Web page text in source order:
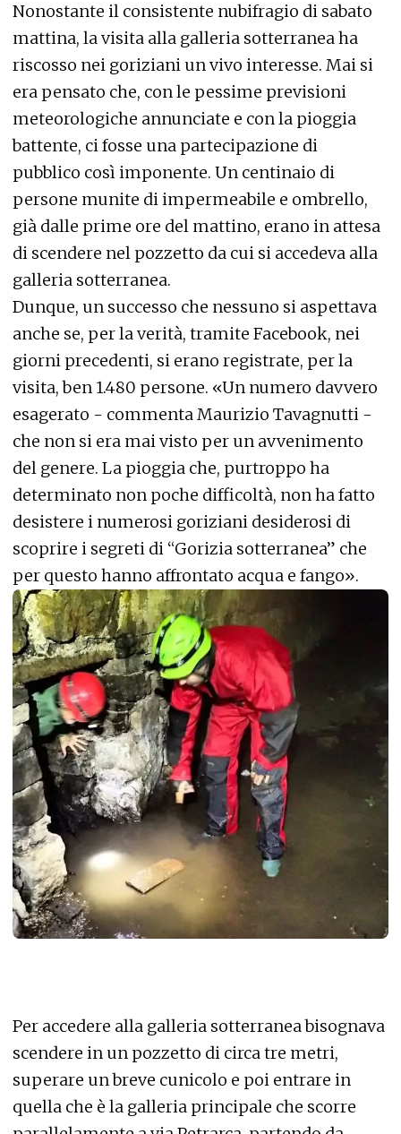
Nonostante il consistente nubifragio di sabato
mattina, la visita alla galleria sotterranea ha
riscosso nei goriziani un vivo interesse. Mai si
era pensato che, con le pessime previsioni
meteorologiche annunciate e con la pioggia
battente, ci fosse una partecipazione di
pubblico così imponente. Un centinaio di
persone munite di impermeabile e ombrello,
già dalle prime ore del mattino, erano in attesa
di scendere nel pozzetto da cui si accedeva alla
galleria sotterranea.
Dunque, un successo che nessuno si aspettava
anche se, per la verità, tramite Facebook, nei
giorni precedenti, si erano registrate, per la
visita, ben 1.480 persone. «Un numero davvero
esagerato - commenta Maurizio Tavagnutti -
che non si era mai visto per un avvenimento
del genere. La pioggia che, purtroppo ha
determinato non poche difficoltà, non ha fatto
desistere i numerosi goriziani desiderosi di
scoprire i segreti di “Gorizia sotterranea” che
per questo hanno affrontato acqua e fango».
Per accedere alla galleria sotterranea bisognava
scendere in un pozzetto di circa tre metri,
superare un breve cunicolo e poi entrare in
quella che è la galleria principale che scorre